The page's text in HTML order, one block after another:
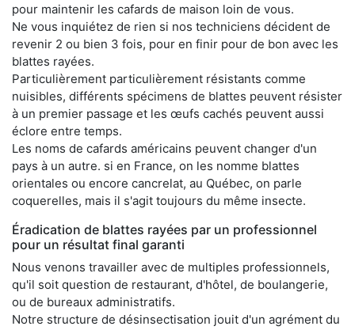
pour maintenir les cafards de maison loin de vous.
Ne vous inquiétez de rien si nos techniciens décident de
revenir 2 ou bien 3 fois, pour en finir pour de bon avec les
blattes rayées.
Particulièrement particulièrement résistants comme
nuisibles, différents spécimens de blattes peuvent résister
à un premier passage et les œufs cachés peuvent aussi
éclore entre temps.
Les noms de cafards américains peuvent changer d'un
pays à un autre. si en France, on les nomme blattes
orientales ou encore cancrelat, au Québec, on parle
coquerelles, mais il s'agit toujours du même insecte.
Éradication de blattes rayées par un professionnel
pour un résultat final garanti
Nous venons travailler avec de multiples professionnels,
qu'il soit question de restaurant, d'hôtel, de boulangerie,
ou de bureaux administratifs.
Notre structure de désinsectisation jouit d'un agrément du